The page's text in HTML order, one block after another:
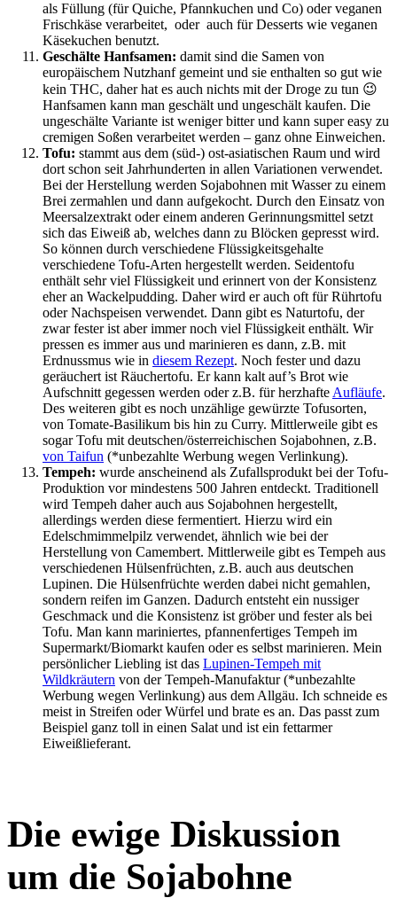
als Füllung (für Quiche, Pfannkuchen und Co) oder veganen
Frischkäse verarbeitet, oder auch für Desserts wie veganen
Käsekuchen benutzt.
Geschälte Hanfsamen: damit sind die Samen von
europäischem Nutzhanf gemeint und sie enthalten so gut wie
kein THC, daher hat es auch nichts mit der Droge zu tun 😉
Hanfsamen kann man geschält und ungeschält kaufen. Die
ungeschälte Variante ist weniger bitter und kann super easy zu
cremigen Soßen verarbeitet werden – ganz ohne Einweichen.
Tofu: stammt aus dem (süd-) ost-asiatischen Raum und wird
dort schon seit Jahrhunderten in allen Variationen verwendet.
Bei der Herstellung werden Sojabohnen mit Wasser zu einem
Brei zermahlen und dann aufgekocht. Durch den Einsatz von
Meersalzextrakt oder einem anderen Gerinnungsmittel setzt
sich das Eiweiß ab, welches dann zu Blöcken gepresst wird.
So können durch verschiedene Flüssigkeitsgehalte
verschiedene Tofu-Arten hergestellt werden. Seidentofu
enthält sehr viel Flüssigkeit und erinnert von der Konsistenz
eher an Wackelpudding. Daher wird er auch oft für Rührtofu
oder Nachspeisen verwendet. Dann gibt es Naturtofu, der
zwar fester ist aber immer noch viel Flüssigkeit enthält. Wir
pressen es immer aus und marinieren es dann, z.B. mit
Erdnussmus wie in diesem Rezept. Noch fester und dazu
geräuchert ist Räuchertofu. Er kann kalt auf’s Brot wie
Aufschnitt gegessen werden oder z.B. für herzhafte Aufläufe.
Des weiteren gibt es noch unzählige gewürzte Tofusorten,
von Tomate-Basilikum bis hin zu Curry. Mittlerweile gibt es
sogar Tofu mit deutschen/österreichischen Sojabohnen, z.B.
von Taifun (*unbezahlte Werbung wegen Verlinkung).
Tempeh: wurde anscheinend als Zufallsprodukt bei der Tofu-
Produktion vor mindestens 500 Jahren entdeckt. Traditionell
wird Tempeh daher auch aus Sojabohnen hergestellt,
allerdings werden diese fermentiert. Hierzu wird ein
Edelschmimmelpilz verwendet, ähnlich wie bei der
Herstellung von Camembert. Mittlerweile gibt es Tempeh aus
verschiedenen Hülsenfrüchten, z.B. auch aus deutschen
Lupinen. Die Hülsenfrüchte werden dabei nicht gemahlen,
sondern reifen im Ganzen. Dadurch entsteht ein nussiger
Geschmack und die Konsistenz ist gröber und fester als bei
Tofu. Man kann mariniertes, pfannenfertiges Tempeh im
Supermarkt/Biomarkt kaufen oder es selbst marinieren. Mein
persönlicher Liebling ist das Lupinen-Tempeh mit
Wildkräutern von der Tempeh-Manufaktur (*unbezahlte
Werbung wegen Verlinkung) aus dem Allgäu. Ich schneide es
meist in Streifen oder Würfel und brate es an. Das passt zum
Beispiel ganz toll in einen Salat und ist ein fettarmer
Eiweißlieferant.
Die ewige Diskussion
um die Sojabohne